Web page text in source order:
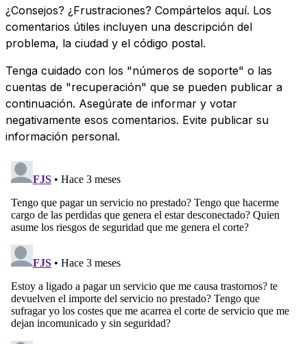
¿Consejos? ¿Frustraciones? Compártelos aquí. Los
comentarios útiles incluyen una descripción del
problema, la ciudad y el código postal.
Tenga cuidado con los "números de soporte" o las
cuentas de "recuperación" que se pueden publicar a
continuación. Asegúrate de informar y votar
negativamente esos comentarios. Evite publicar su
información personal.